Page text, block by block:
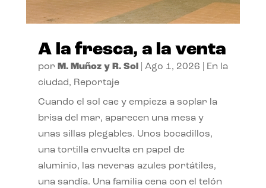
A la fresca, a la venta
por M. Muñoz y R. Sol| Ago 1, 2026
En la
ciudad, Reportaje
Cuando el sol cae y empieza a soplar la
brisa del mar, aparecen una mesa y
unas sillas plegables. Unos bocadillos,
una tortilla envuelta en papel de
aluminio, las neveras azules portátiles,
una sandía. Una familia cena con el telón